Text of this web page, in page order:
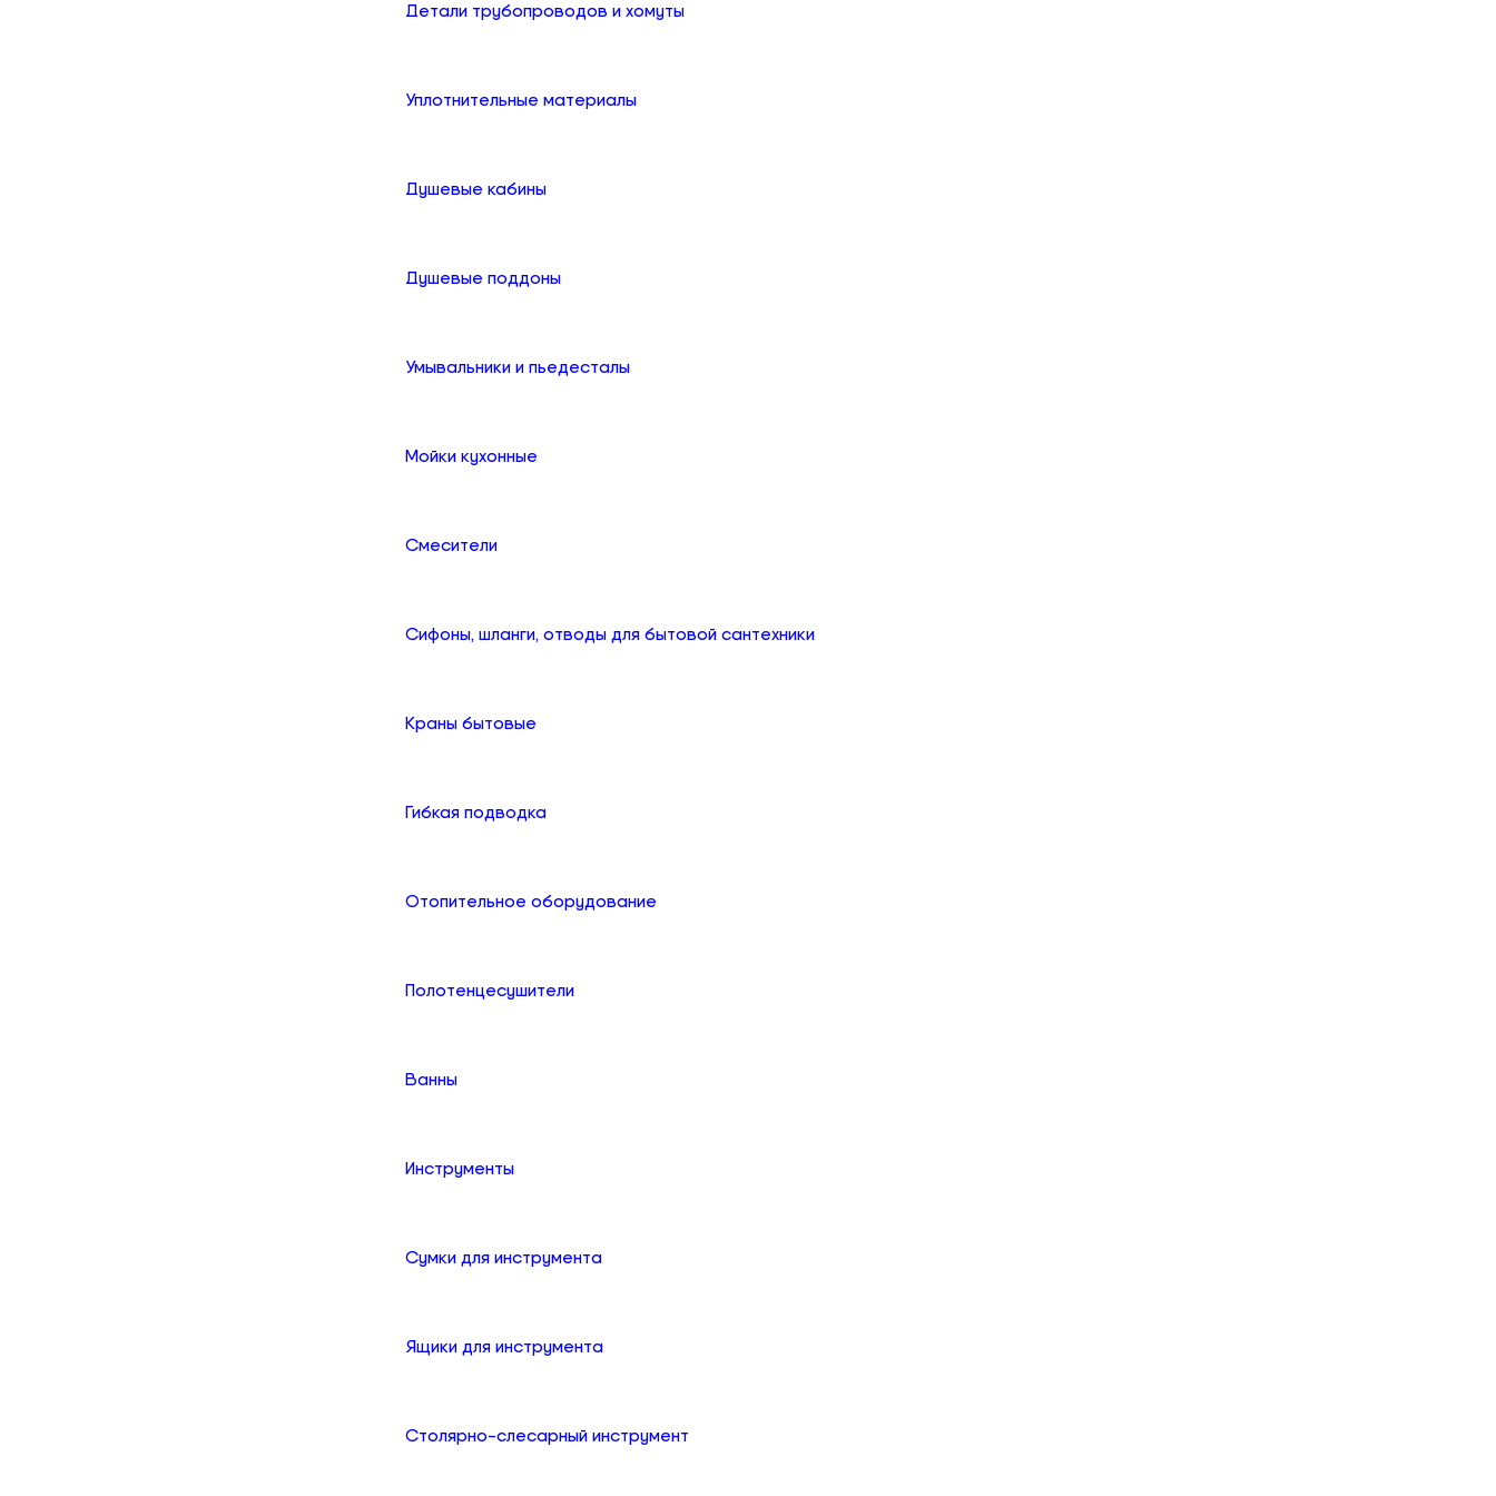
Детали трубопроводов и хомуты
Уплотнительные материалы
Душевые кабины
Душевые поддоны
Умывальники и пьедесталы
Мойки кухонные
Смесители
Сифоны, шланги, отводы для бытовой сантехники
Краны бытовые
Гибкая подводка
Отопительное оборудование
Полотенцесушители
Ванны
Инструменты
Сумки для инструмента
Ящики для инструмента
Столярно-слесарный инструмент